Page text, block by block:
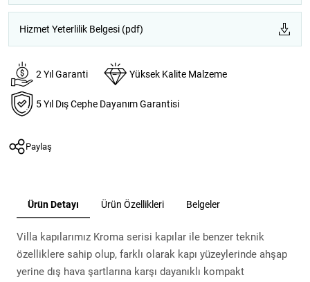
Hizmet Yeterlilik Belgesi (pdf)
2 Yıl Garanti Yüksek Kalite Malzeme
5 Yıl Dış Cephe Dayanım Garantisi
Paylaş
Ürün Detayı Ürün Özellikleri Belgeler
Villa kapılarımız Kroma serisi kapılar ile benzer teknik
özelliklere sahip olup, farklı olarak kapı yüzeylerinde ahşap
yerine dış hava şartlarına karşı dayanıklı kompakt